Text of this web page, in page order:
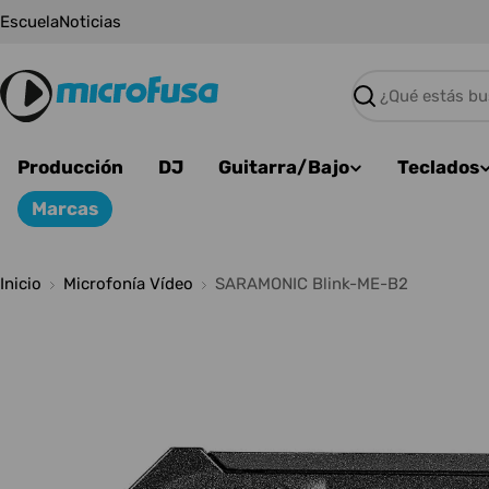
Saltar
EscuelaNoticias
Buscar
Producción DJ Guitarra/Bajo Teclados
Marcas
Inicio Microfonía Vídeo SARAMONIC Blink-ME-B2